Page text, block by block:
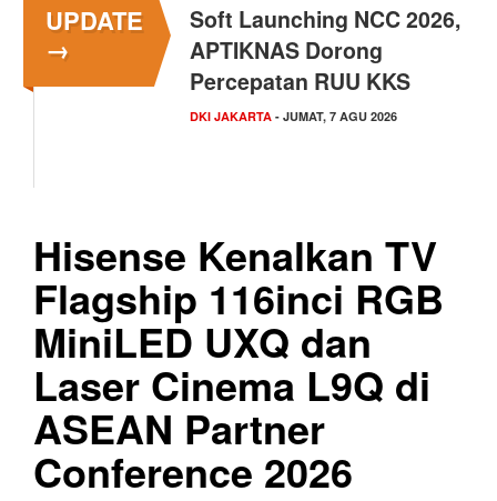
UPDATE
→
Soft Launching NCC 2026,
APTIKNAS Dorong
Percepatan RUU KKS
DKI JAKARTA - JUMAT, 7 AGU 2026
Menkop Bawa Semangat
Koperasi ke Festival
Lembah Baliem Wamena
NASIONAL- JUMAT, 7 AGU 2026
Hisense Kenalkan TV
Flagship 116inci RGB
MiniLED UXQ dan
Laser Cinema L9Q di
ASEAN Partner
Conference 2026